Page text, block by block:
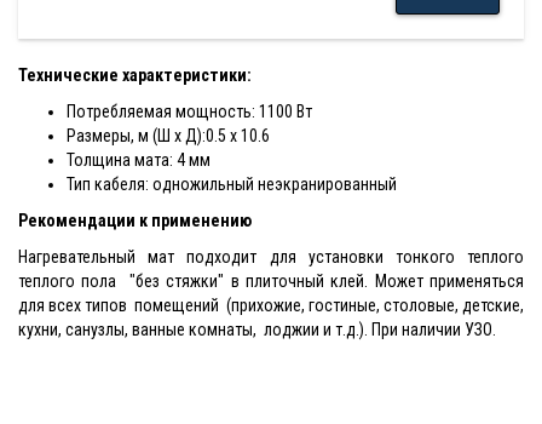
Технические характеристики:
Потребляемая мощность: 1100 Вт
Размеры, м (Ш х Д):0.5 x 10.6
Толщина мата: 4 мм
Тип кабеля: одножильный неэкранированный
Рекомендации к применению
Нагревательный мат подходит для установки тонкого теплого
теплого пола "без стяжки" в плиточный клей. Может применяться
для всех типов помещений (прихожие, гостиные, столовые, детские,
кухни, санузлы, ванные комнаты, лоджии и т.д.). При наличии УЗО.